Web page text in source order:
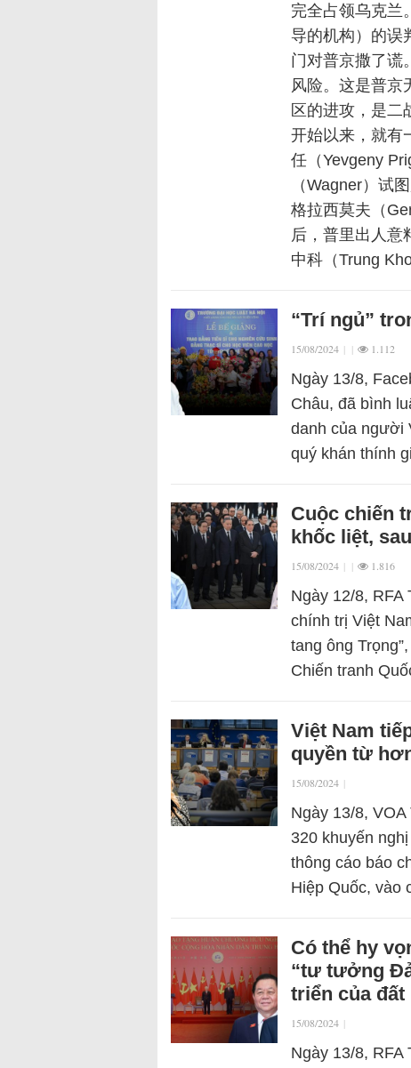
完全占领乌克兰
导的机构）的误
门对普京撒了谎
风险。这是普
区的进攻，是二
开始以来，就有
任（Yevgeny
（Wagner）试
格拉西莫夫（
后，普里出人意
中科（Trung
“Trí ngủ”
15/08/2024 | | 1.112
Ngày 13/8,
Châu, đã bình
danh của người
quý khán thính
Cuộc chiến
khốc liệt,
15/08/2024 | | 1.816
Ngày 12/8, RFA
chính trị Việt
tang ông
Chiến tranh
Việt Nam
quyền từ
15/08/2024 |
Ngày 13/8,
320 khuyến
thông cáo báo
Hiệp Quốc, vào
Có thể hy
“tư tưởng
triển của
15/08/2024 |
Ngày 13/8, RFA